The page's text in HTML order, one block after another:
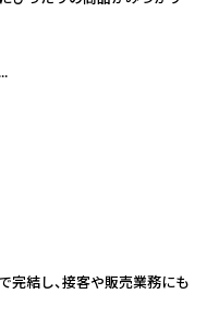
完結し、接客や販売業務にも